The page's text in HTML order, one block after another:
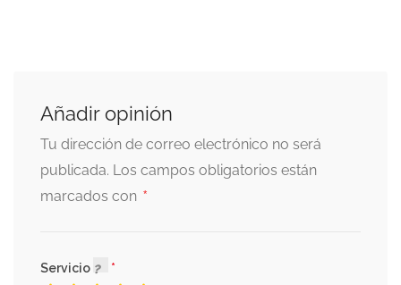
Añadir opinión
Tu dirección de correo electrónico no será
publicada. Los campos obligatorios están
marcados con *
Servicio